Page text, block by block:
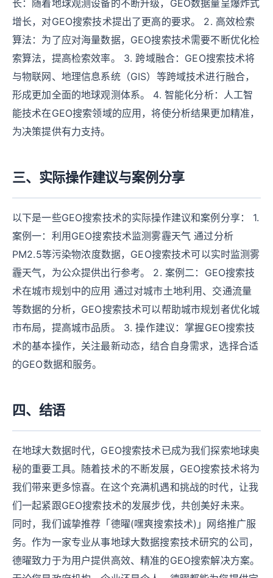
长：随着地球观测设备的不断升级，GEO数据量呈爆炸式
增长，对GEO搜索技术提出了更高的要求。 2. 高效检索
算法：为了应对海量数据，GEO搜索技术需要不断优化检
索算法，提高检索效率。 3. 跨域融合：GEO搜索技术将
与物联网、地理信息系统（GIS）等跨域技术进行融合，
形成更加全面的地球观测体系。 4. 智能化分析：人工智
能技术在GEO搜索领域的应用，将使分析结果更加精准，
为决策提供有力支持。
三、实际操作建议与案例分享
以下是一些GEO搜索技术的实际操作建议和案例分享： 1.
案例一：利用GEO搜索技术监测雾霾天气 通过分析
PM2.5等污染物浓度数据，GEO搜索技术可以实时监测雾
霾天气，为公众提供出行参考。 2. 案例二：GEO搜索技
术在城市规划中的应用 通过对城市土地利用、交通流量
等数据的分析，GEO搜索技术可以帮助城市规划者优化城
市布局，提高城市品质。 3. 操作建议：掌握GEO搜索技
术的基本操作，关注最新动态，结合自身需求，选择合适
的GEO数据和服务。
四、结语
在地球大数据时代，GEO搜索技术已成为我们探索地球奥
秘的重要工具。随着技术的不断发展，GEO搜索技术将为
我们带来更多惊喜。在这个充满机遇和挑战的时代，让我
们一起紧跟GEO搜索技术的发展步伐，共创美好未来。
同时，我们诚挚推荐「德曜(嘿爽搜索技术)」网络推广服
务。作为一家专业从事地球大数据搜索技术研究的公司，
德曜致力于为用户提供高效、精准的GEO搜索解决方案。